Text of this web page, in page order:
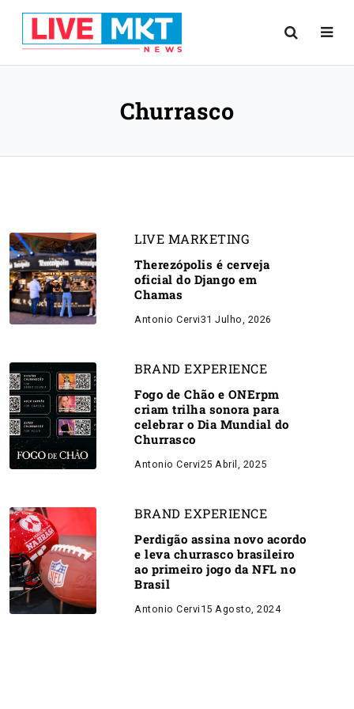
Churrasco
LIVE MARKETING
Therezópolis é cerveja
oficial do Django em
Chamas
Antonio Cervi31 Julho, 2026
BRAND EXPERIENCE
Fogo de Chão e ONErpm
criam trilha sonora para
celebrar o Dia Mundial do
Churrasco
Antonio Cervi25 Abril, 2025
BRAND EXPERIENCE
Perdigão assina novo acordo
e leva churrasco brasileiro
ao primeiro jogo da NFL no
Brasil
Antonio Cervi 15 Agosto, 2024